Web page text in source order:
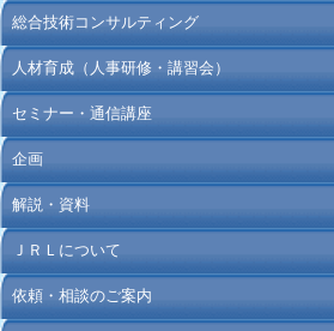
総合技術コンサルティング
人材育成（人事研修・講習会）
セミナー・通信講座
企画
解説・資料
ＪＲＬについて
依頼・相談のご案内